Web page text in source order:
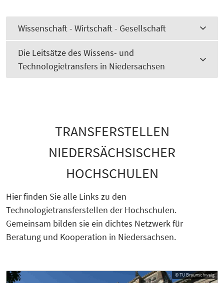
Wissenschaft - Wirtschaft - Gesellschaft
Die Leitsätze des Wissens- und
Technologietransfers in Niedersachsen
TRANSFERSTELLEN
NIEDERSÄCHSISCHER
HOCHSCHULEN
Hier finden Sie alle Links zu den
Technologietransferstellen der Hochschulen.
Gemeinsam bilden sie ein dichtes Netzwerk für
Beratung und Kooperation in Niedersachsen.
© TU Braunschweig